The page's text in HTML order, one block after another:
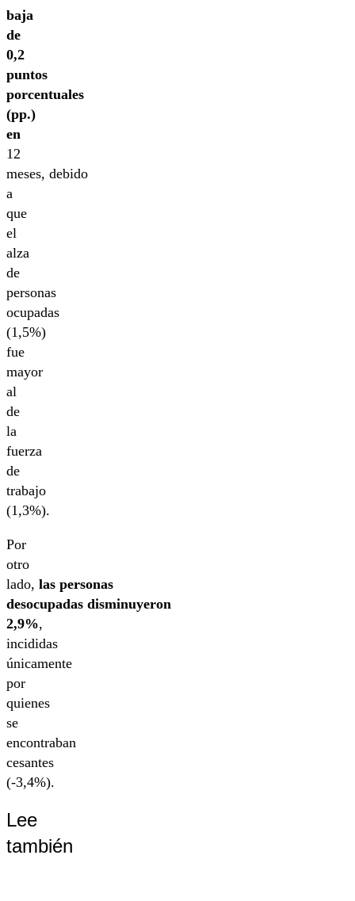
baja
de
0,2
puntos
porcentuales
(pp.)
en
12
meses, debido
a
que
el
alza
de
personas
ocupadas
(1,5%)
fue
mayor
al
de
la
fuerza
de
trabajo
(1,3%).
Por
otro
lado, las personas
desocupadas disminuyeron
2,9%,
incididas
únicamente
por
quienes
se
encontraban
cesantes
(-3,4%).
Lee
también